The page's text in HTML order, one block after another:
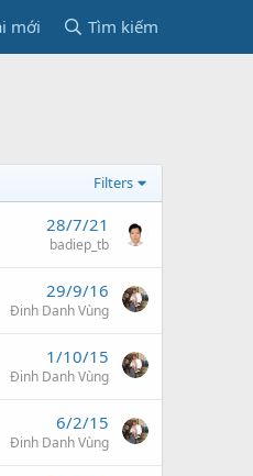
mới Tìm kiếm
Filters
28/7/21
badiep_tb
29/9/16
Đinh Danh Vùng
1/10/15
Đinh Danh Vùng
6/2/15
Đinh Danh Vùng